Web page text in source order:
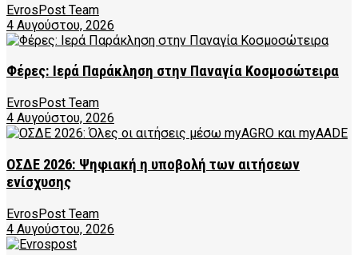
EvrosPost Team
4 Αυγούστου, 2026
Φέρες: Ιερά Παράκληση στην Παναγία Κοσμοσώτειρα
EvrosPost Team
4 Αυγούστου, 2026
ΟΣΔΕ 2026: Ψηφιακή η υποβολή των αιτήσεων
ενίσχυσης
EvrosPost Team
4 Αυγούστου, 2026